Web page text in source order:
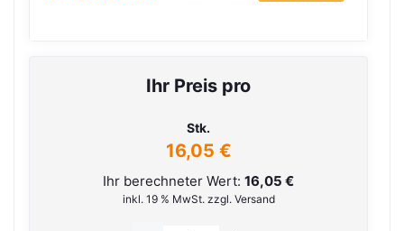
Ihr Preis pro
Stk.
16,05 €
Ihr berechneter Wert: 16,05 €
inkl. 19 % MwSt. zzgl. Versand